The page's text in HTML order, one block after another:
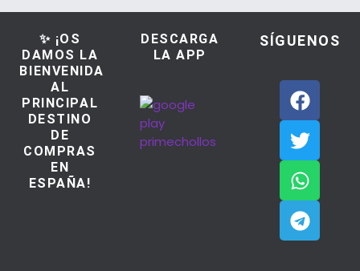
✨ ¡OS
DAMOS LA
BIENVENIDA
AL
PRINCIPAL
DESTINO
DE
COMPRAS
EN
ESPAÑA!
DESCARGA
LA APP
SÍGUENOS